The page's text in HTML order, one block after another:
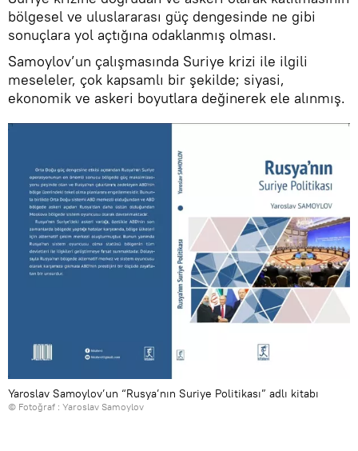
bölgesel ve uluslararası güç dengesinde ne gibi
sonuçlara yol açtığına odaklanmış olması.
Samoylov’un çalışmasında Suriye krizi ile ilgili
meseleler, çok kapsamlı bir şekilde; siyasi,
ekonomik ve askeri boyutlara değinerek ele alınmış.
Yaroslav Samoylov’un “Rusya’nın Suriye Politikası” adlı kitabı
© Fotoğraf : Yaroslav Samoylov